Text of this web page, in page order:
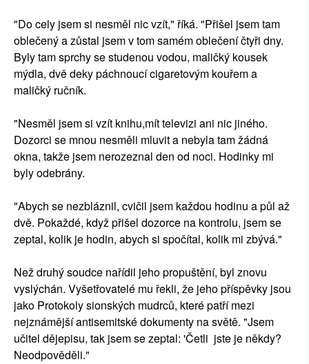
"Do cely jsem si nesměl nic vzít," říká. "Přišel jsem tam
oblečený a zůstal jsem v tom samém oblečení čtyři dny.
Byly tam sprchy se studenou vodou, maličký kousek
mýdla, dvě deky páchnoucí cigaretovým kouřem a
maličký ručník.
"Nesměl jsem si vzít knihu,mít televizi ani nic jiného.
Dozorci se mnou nesměli mluvit a nebyla tam žádná
okna, takže jsem nerozeznal den od noci. Hodinky mi
byly odebrány.
"Abych se nezbláznil, cvičil jsem každou hodinu a půl až
dvě. Pokaždé, když přišel dozorce na kontrolu, jsem se
zeptal, kolik je hodin, abych si spočítal, kolik mi zbývá."
Než druhý soudce nařídil jeho propuštění, byl znovu
vyslýchán. Vyšetřovatelé mu řekli, že jeho příspěvky jsou
jako Protokoly sionských mudrců, které patří mezi
nejznámější antisemitské dokumenty na světě. "Jsem
učitel dějepisu, tak jsem se zeptal: 'Četli jste je někdy?
Neodpověděli."